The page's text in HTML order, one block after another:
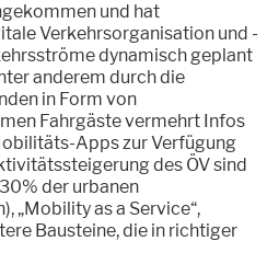
und hat
Verkehrsorganisation und -
dynamisch geplant
anderem durch die
in Form von
Fahrgäste vermehrt Infos
Apps zur Verfügung
des ÖV sind
der urbanen
„Mobility as a Service“,
Bausteine, die in richtiger